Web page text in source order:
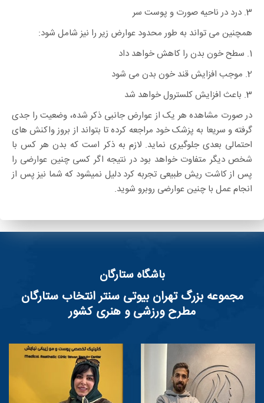
3. درد در ناحیه صورت و پوست سر
همچنین می تواند به طور محدود عوارض زیر را نیز شامل شود:
1. سطح خون بدن را کاهش خواهد داد
2. موجب افزایش قند خون بدن می شود
3. باعث افزایش کلسترول خواهد شد
در صورت مشاهده هر یک از عوارض جانبی ذکر شده، وضعیت را جدی
گرفته و سریعا به پزشک خود مراجعه کرده تا بتواند از بروز واکنش های
احتمالی بعدی جلوگیری نماید. لازم به ذکر است که بدن هر کس با
شخص دیگر متفاوت خواهد بود در نتیجه اگر کسی چنین عوارضی را
پس از کاشت ریش طبیعی تجربه کرد دلیل نمیشود که شما نیز پس از
انجام عمل با چنین عوارضی روبرو شوید.
باشگاه ستارگان
مجموعه بزرگ تهران بیوتی سنتر انتخاب ستارگان
مطرح ورزشی و هنری کشور